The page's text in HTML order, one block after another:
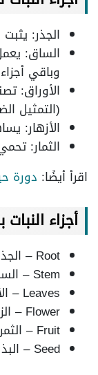
الجذر:
الساق:
وباقي
الأوراق:
(التمثيل
الأزهار:
الثمار:
اقرأ أيضًا: دورة
أجزاء النبات
Root – الجذر.
Stem – الساق.
Leaves – الأوراق.
Flower – الزهرة.
Fruit – الثمرة.
Seed – البذرة.